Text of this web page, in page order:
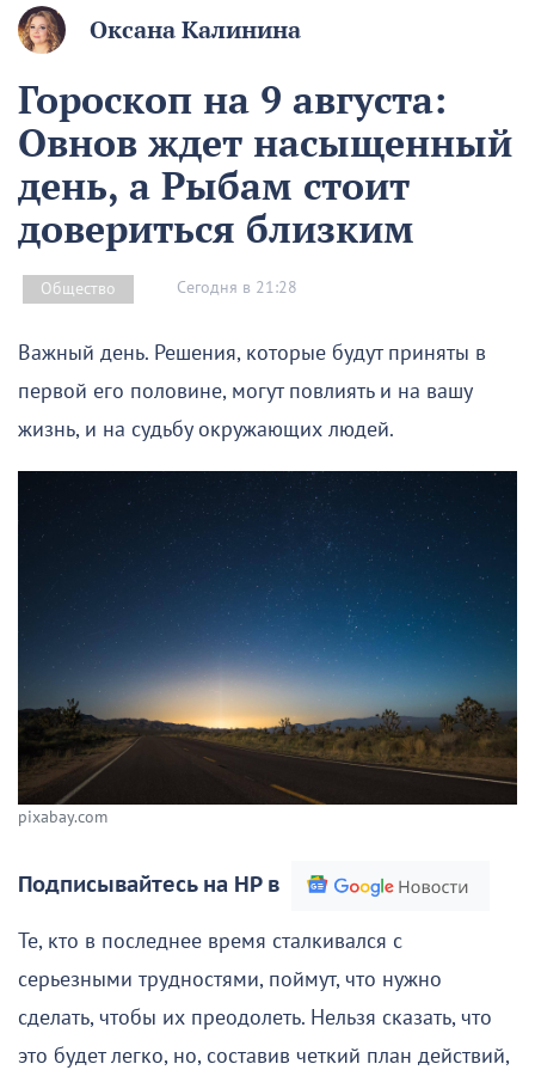
Оксана Калинина
Гороскоп на 9 августа:
Овнов ждет насыщенный
день, а Рыбам стоит
довериться близким
Общество Сегодня в 21:28
Важный день. Решения, которые будут приняты в
первой его половине, могут повлиять и на вашу
жизнь, и на судьбу окружающих людей.
pixabay.com
Подписывайтесь на НР в
Те, кто в последнее время сталкивался с
серьезными трудностями, поймут, что нужно
сделать, чтобы их преодолеть. Нельзя сказать, что
это будет легко, но, составив четкий план действий,